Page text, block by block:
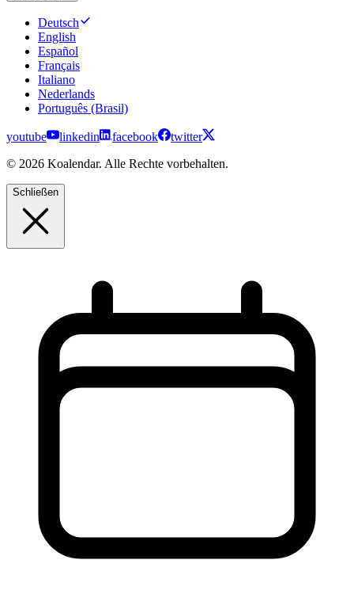
Deutsch
English
Español
Français
Italiano
Nederlands
Português (Brasil)
youtube linkedin facebook
twitter
© 2026 Koalendar. Alle Rechte vorbehalten.
Schließen